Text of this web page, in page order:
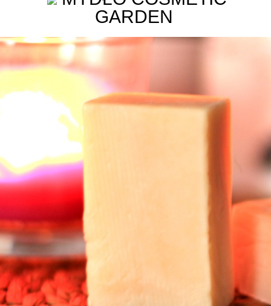
GARDEN